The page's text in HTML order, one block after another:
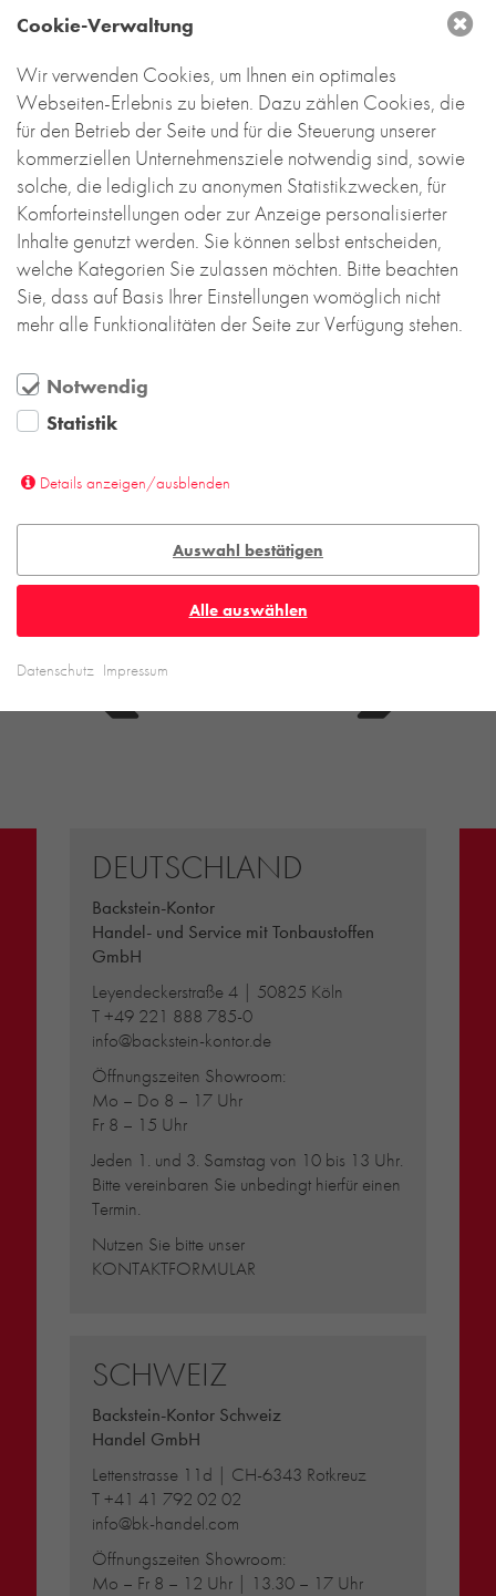
is zum Niedergang der Stahlindustrie rauchten in
Esch-Belval die Hochöfen. Im Zuge des Projektes
„Cité des Sciences, de la Recherche et de
l’Innovation“ erwacht die Industriebrache gerade
zu neuem Leben.
Mehr lesen....
DEUTSCHLAND
Backstein-Kontor
Handel- und Service mit Tonbaustoffen
GmbH
Leyendeckerstraße 4 | 50825 Köln
T+49 221 888 785-0
info@backstein-kontor.de
Öffnungszeiten Showroom:
Mo – Do 8 – 17 Uhr
Fr 8 – 15 Uhr
Jeden 1. und 3. Samstag von 10 bis 13 Uhr.
Bitte vereinbaren Sie unbedingt hierfür einen
Termin.
Nutzen Sie bitte unser
KONTAKTFORMULAR
SCHWEIZ
Backstein-Kontor Schweiz
Handel GmbH
Lettenstrasse 11d | CH-6343 Rotkreuz
T+41 41 792 02 02
info@bk-handel.com
Öffnungszeiten Showroom:
Mo – Fr 8 – 12 Uhr | 13.30 – 17 Uhr
Cookie-Verwaltung
Wir verwenden Cookies, um Ihnen ein optimales
Webseiten-Erlebnis zu bieten. Dazu zählen Cookies, die
für den Betrieb der Seite und für die Steuerung unserer
kommerziellen Unternehmensziele notwendig sind, sowie
solche, die lediglich zu anonymen Statistikzwecken, für
Komforteinstellungen oder zur Anzeige personalisierter
Inhalte genutzt werden. Sie können selbst entscheiden,
welche Kategorien Sie zulassen möchten. Bitte beachten
Sie, dass auf Basis Ihrer Einstellungen womöglich nicht
mehr alle Funktionalitäten der Seite zur Verfügung stehen.
Notwendig
Statistik
Details anzeigen/ausblenden
Auswahl bestätigen
Alle auswählen
Datenschutz Impressum